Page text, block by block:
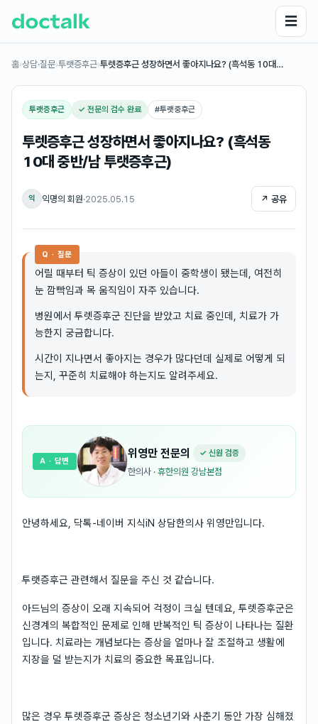
☰
홈›상담·질문›투랫증후근›투렛증후근 성장하면서 좋아지나요? (흑석동 10대…
투랫증후근 ✓ 전문의 검수 완료 #투랫중후근
투렛증후근 성장하면서 좋아지나요? (흑석동
10대 중반/남 투랫증후근)
익 익명의 회원·2025.05.15 ↗ 공유
Q · 질문
어릴 때부터 틱 증상이 있던 아들이 중학생이 됐는데, 여전히
눈 깜빡임과 목 움직임이 자주 있습니다.
병원에서 투렛증후군 진단을 받았고 치료 중인데, 치료가 가
능한지 궁금합니다.
시간이 지나면서 좋아지는 경우가 많다던데 실제로 어떻게 되
는지, 꾸준히 치료해야 하는지도 알려주세요.
위영만 전문의 ✓ 신원 검증
한의사 · 휴한의원 강남본점
A · 답변
안녕하세요, 닥톡-네이버 지식iN 상담한의사 위영만입니다.
투랫증후근 관련해서 질문을 주신 것 같습니다.
아드님의 증상이 오래 지속되어 걱정이 크실 텐데요, 투렛증후군은
신경계의 복합적인 문제로 인해 반복적인 틱 증상이 나타나는 질환
입니다. 치료라는 개념보다는 증상을 얼마나 잘 조절하고 생활에
지장을 덜 받는지가 치료의 중요한 목표입니다.
많은 경우 투렛증후군 증상은 청소년기와 사춘기 동안 가장 심해졌